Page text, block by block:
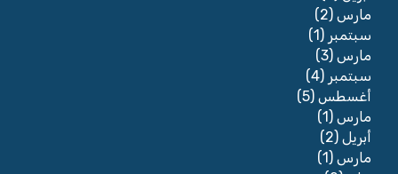
مارس (2)
سبتمبر (1)
مارس (3)
سبتمبر (4)
أغسطس (5)
مارس (1)
أبريل (2)
مارس (1)